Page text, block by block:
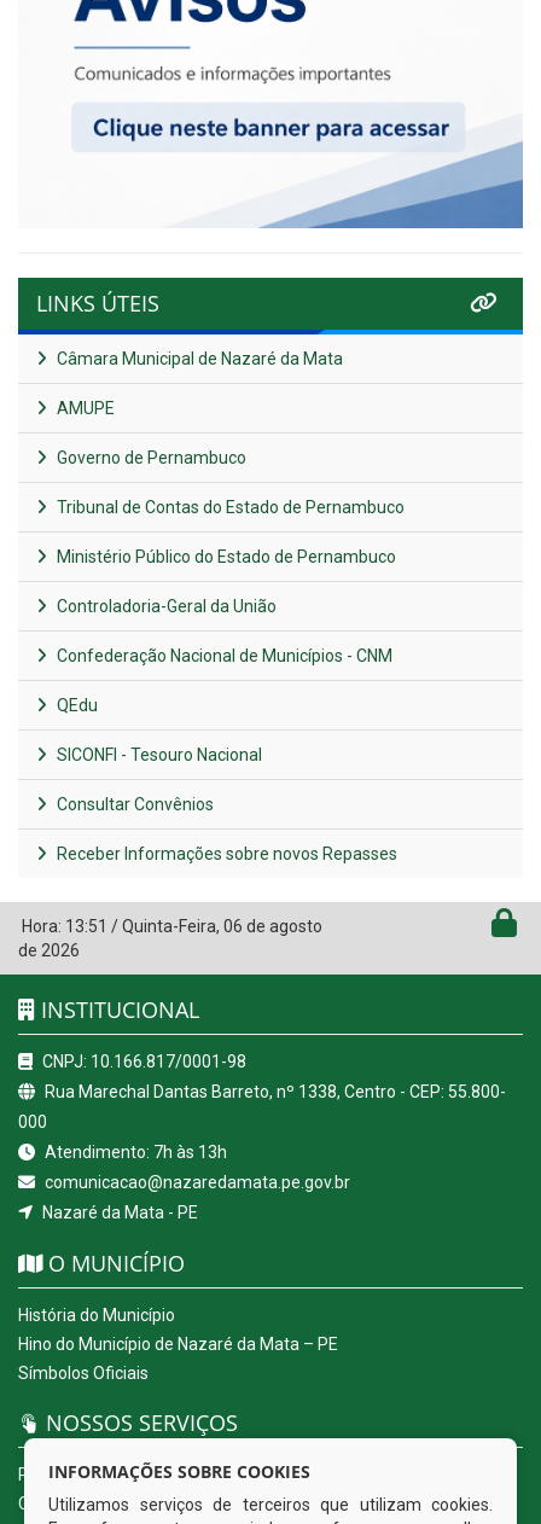
LINKS ÚTEIS
Câmara Municipal de Nazaré da Mata
AMUPE
Governo de Pernambuco
Tribunal de Contas do Estado de Pernambuco
Ministério Público do Estado de Pernambuco
Controladoria-Geral da União
Confederação Nacional de Municípios - CNM
QEdu
SICONFI - Tesouro Nacional
Consultar Convênios
Receber Informações sobre novos Repasses
Hora: 13:51 /Quinta-Feira, 06 de agosto
de 2026
INSTITUCIONAL
CNPJ: 10.166.817/0001-98
Rua Marechal Dantas Barreto, nº 1338, Centro - CEP: 55.800-
000
Atendimento: 7h às 13h
comunicacao@nazaredamata.pe.gov.br
Nazaré da Mata - PE
O MUNICÍPIO
História do Município
Hino do Município de Nazaré da Mata – PE
Símbolos Oficiais
NOSSOS SERVIÇOS
Portal da Transparência
Carta de Serviços ao Usuário
INFORMAÇÕES SOBRE COOKIES
Utilizamos serviços de terceiros que utilizam cookies.